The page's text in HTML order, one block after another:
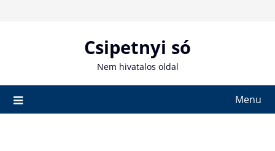
Csipetnyi só
Nem hivatalos oldal
Menu